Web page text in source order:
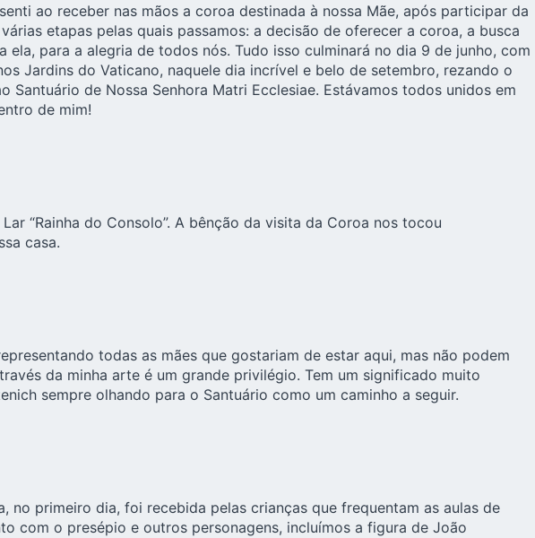
ao receber nas mãos a coroa destinada à nossa Mãe, após participar da
etapas pelas quais passamos: a decisão de oferecer a coroa, a busca
para a alegria de todos nós. Tudo isso culminará no dia 9 de junho, com
Jardins do Vaticano, naquele dia incrível e belo de setembro, rezando o
de Nossa Senhora Matri Ecclesiae. Estávamos todos unidos em
de mim!
“Rainha do Consolo”. A bênção da visita da Coroa nos tocou
casa.
todas as mães que gostariam de estar aqui, mas não podem
da minha arte é um grande privilégio. Tem um significado muito
sempre olhando para o Santuário como um caminho a seguir.
no primeiro dia, foi recebida pelas crianças que frequentam as aulas de
com o presépio e outros personagens, incluímos a figura de João